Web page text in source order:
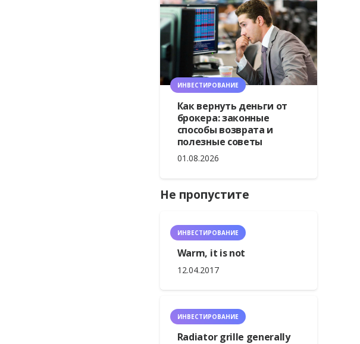
ИНВЕСТИРОВАНИЕ
Как вернуть деньги от
брокера: законные
способы возврата и
полезные советы
01.08.2026
Не пропустите
ИНВЕСТИРОВАНИЕ
Warm, it is not
12.04.2017
ИНВЕСТИРОВАНИЕ
Radiator grille generally